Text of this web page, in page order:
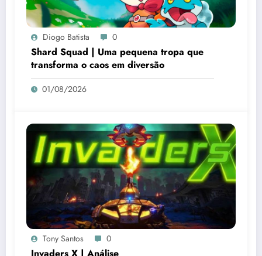
Diogo Batista 0
Shard Squad | Uma pequena tropa que
transforma o caos em diversão
01/08/2026
Tony Santos 0